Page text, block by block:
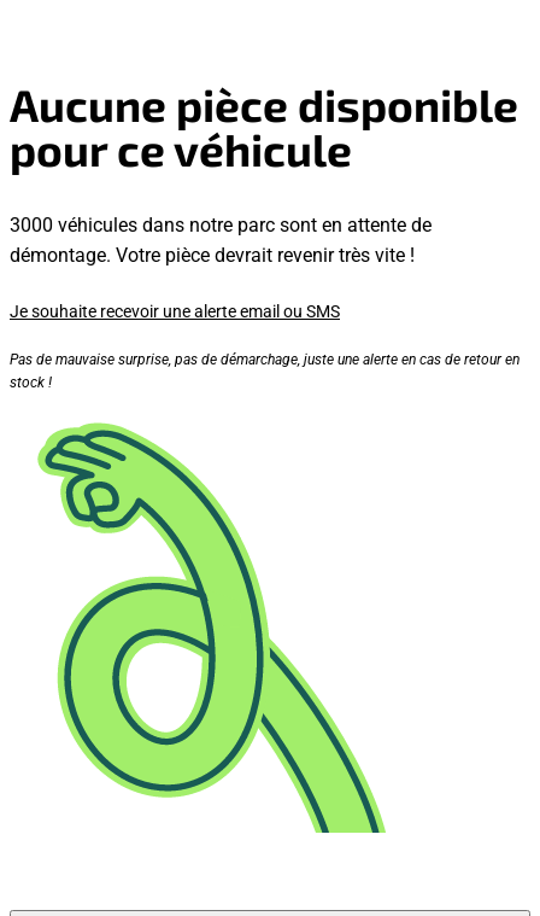
Aucune pièce disponible
pour ce véhicule
3000 véhicules dans notre parc sont en attente de
démontage. Votre pièce devrait revenir très vite !
Je souhaite recevoir une alerte email ou SMS
Pas de mauvaise surprise, pas de démarchage, juste une alerte en cas de retour en
stock !